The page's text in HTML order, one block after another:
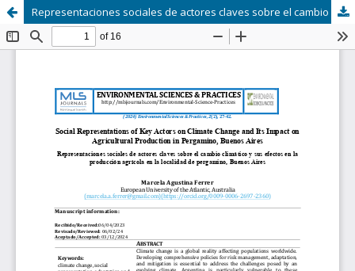
Representaciones sociales de actores claves sobre el cambio climático y sus efectos en la producción agrícola en la localidad de Pergamino, Buenos Aires